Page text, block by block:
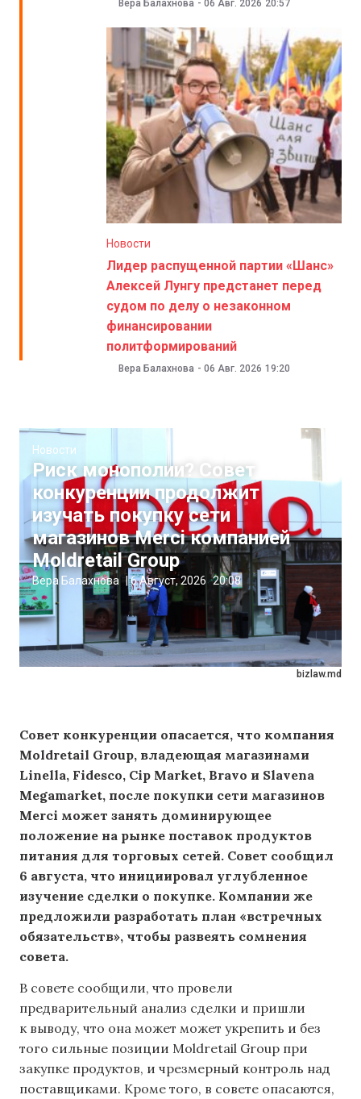
Вера Балахнова - 06 Авг. 2026 20:57
Новости
Лидер распущенной партии «Шанс»
Алексей Лунгу предстанет перед
судом по делу о незаконном
финансировании
политформирований
Вера Балахнова - 06 Авг. 2026 19:20
bizlaw.md
Новости
Риск монополии? Совет
конкуренции продолжит
изучать покупку сети
магазинов Merci компанией
Moldretail Group
Вера Балахнова | 6 Август, 2026 20:08
Совет конкуренции опасается, что компания
Moldretail Group, владеющая магазинами
Linella, Fidesco, Cip Market, Bravo и Slavena
Megamarket, после покупки сети магазинов
Merci может занять доминирующее
положение на рынке поставок продуктов
питания для торговых сетей. Совет сообщил
6 августа, что инициировал углубленное
изучение сделки о покупке. Компании же
предложили разработать план «встречных
обязательств», чтобы развеять сомнения
совета.
В совете сообщили, что провели
предварительный анализ сделки и пришли
к выводу, что она может может укрепить и без
того сильные позиции Moldretail Group при
закупке продуктов, и чрезмерный контроль над
поставщиками. Кроме того, в совете опасаются,